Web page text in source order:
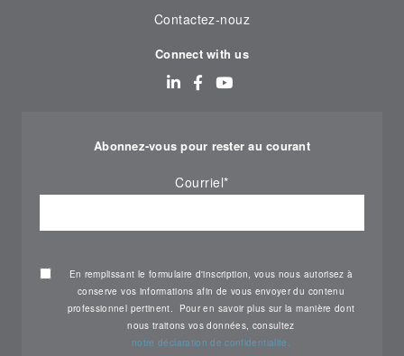
Contactez-nouz
Connect with us
Abonnez-vous pour rester au courant
Courriel*
En remplissant le formulaire d'inscription, vous nous autorisez à
conserve vos informations afin de vous envoyer du contenu
professionnel pertinent. Pour en savoir plus sur la manière dont
nous traitons vos données, consultez
notre déclaration de confidentialité.